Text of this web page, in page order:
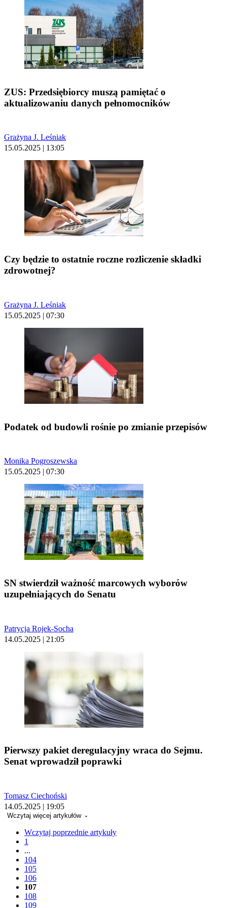
ZUS: Przedsiębiorcy muszą pamiętać o
aktualizowaniu danych pełnomocników
Grażyna J. Leśniak
15.05.2025 | 13:05
Czy będzie to ostatnie roczne rozliczenie składki
zdrowotnej?
Grażyna J. Leśniak
15.05.2025 | 07:30
Podatek od budowli rośnie po zmianie przepisów
Monika Pogroszewska
15.05.2025 | 07:30
SN stwierdził ważność marcowych wyborów
uzupełniających do Senatu
Patrycja Rojek-Socha
14.05.2025 | 21:05
Pierwszy pakiet deregulacyjny wraca do Sejmu.
Senat wprowadził poprawki
Tomasz Ciechoński
14.05.2025 | 19:05
Wczytaj więcej artykułów
Wczytaj poprzednie artykuły
1
...
104
105
106
107
108
109